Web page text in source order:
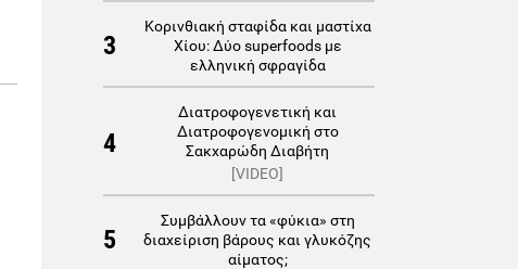
3
Κορινθιακή σταφίδα και μαστίχα
Χίου: Δύο superfoods με
ελληνική σφραγίδα
4
Διατροφογενετική και
Διατροφογενομική στο
Σακχαρώδη Διαβήτη
[VIDEO]
5
Συμβάλλουν τα «φύκια» στη
διαχείριση βάρους και γλυκόζης
αίματος;